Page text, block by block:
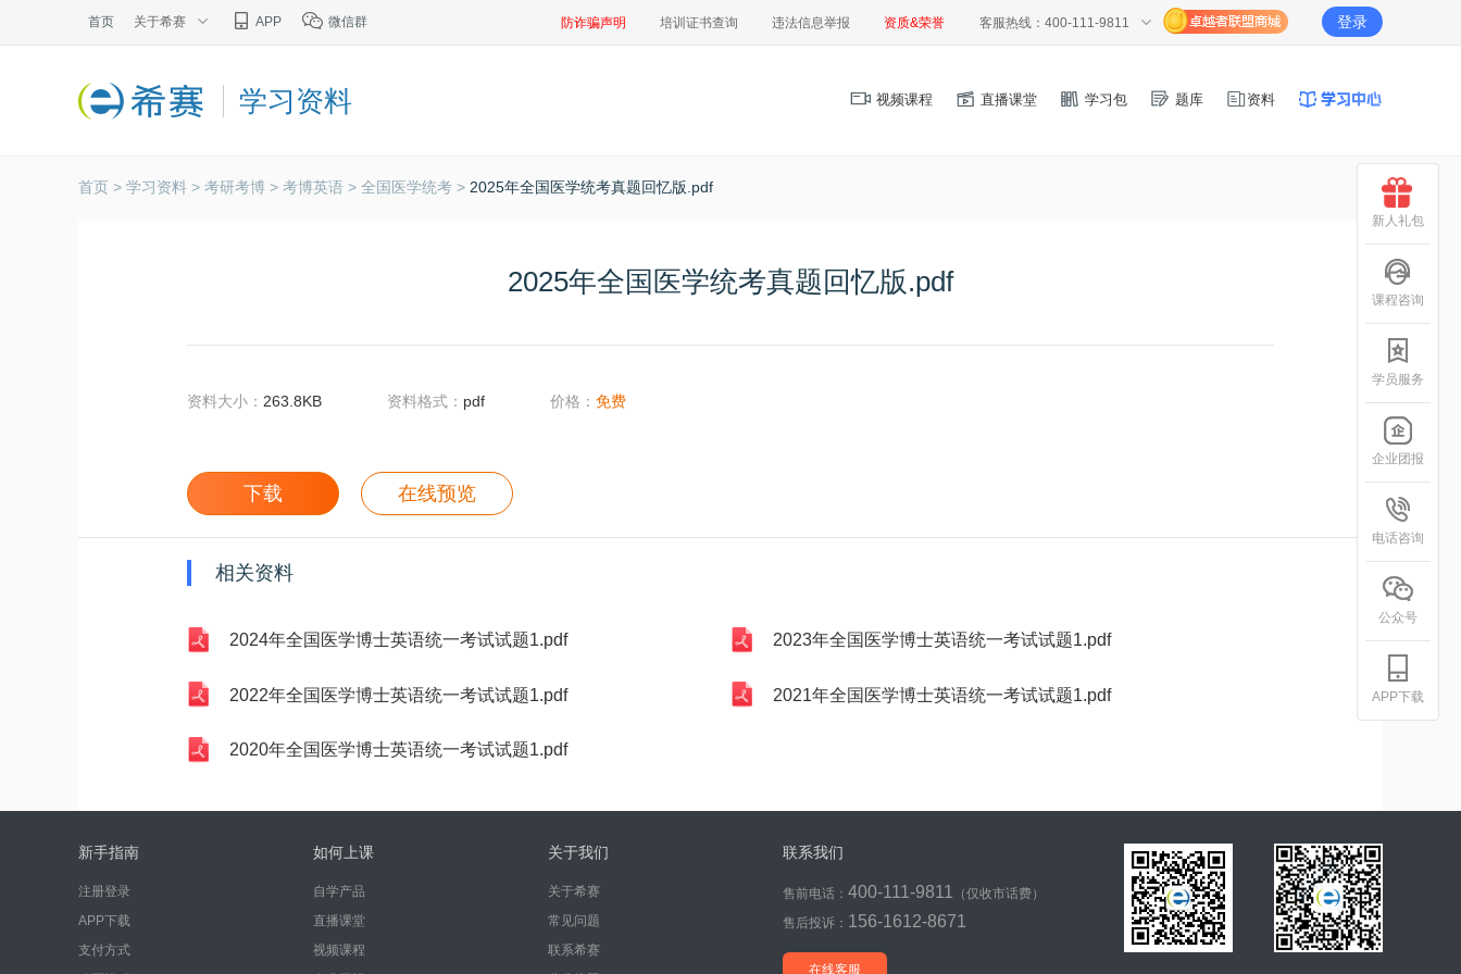
首页 关于希赛 APP 微信群 防诈骗声明 培训证书查询 违法信息举报 资质&荣誉 客服热线：400-111-9811 登录
学习资料 视频课程 直播课堂 学习包 题库 资料
首页 > 学习资料 > 考研考博 > 考博英语 > 全国医学统考 > 2025年全国医学统考真题回忆版.pdf
2025年全国医学统考真题回忆版.pdf
资料大小： 263.8KB 资料格式： pdf 价格： 免费
下载 在线预览
相关资料
2024年全国医学博士英语统一考试试题1.pdf 2023年全国医学博士英语统一考试试题1.pdf
2022年全国医学博士英语统一考试试题1.pdf 2021年全国医学博士英语统一考试试题1.pdf
2020年全国医学博士英语统一考试试题1.pdf
新手指南
注册登录
APP下载
支付方式
如何上课
自学产品
直播课堂
视频课程
关于我们
关于希赛
常见问题
联系希赛
联系我们
售前电话： 400-111-9811
（仅收市话费）
售后投诉： 156-1612-8671
在线客服
新人礼包
课程咨询
学员服务
企业团报
电话咨询
公众号
APP下载